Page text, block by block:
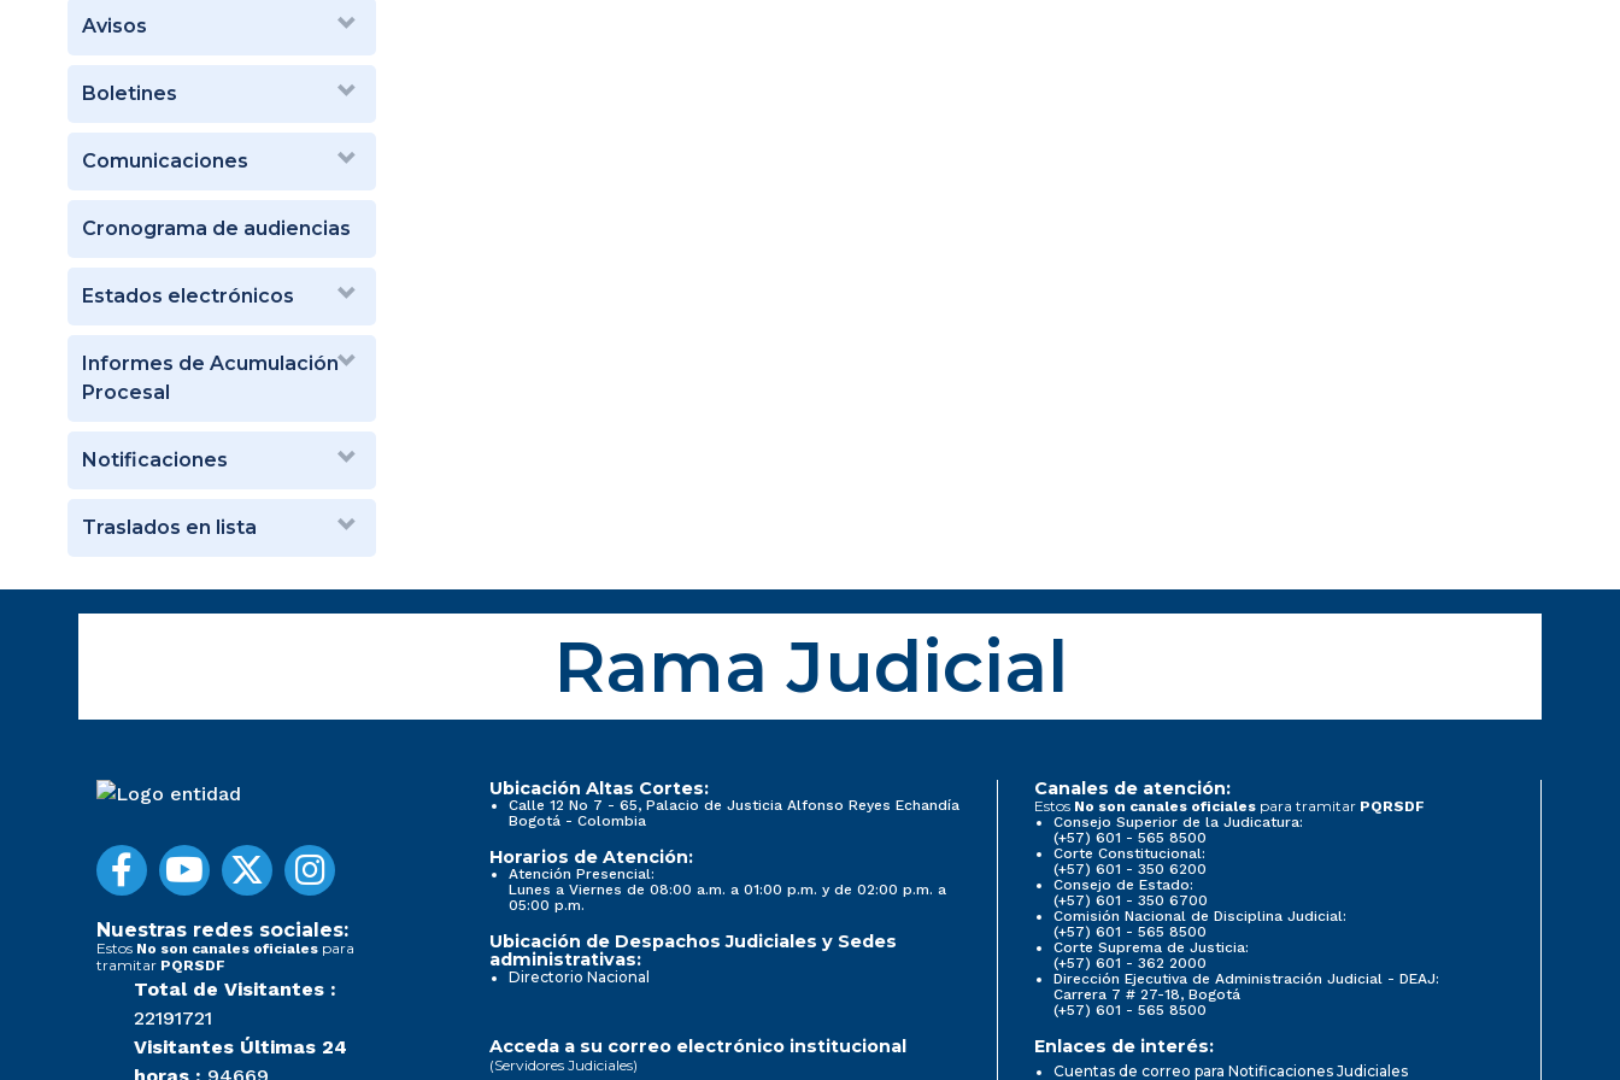
Avisos
Boletines
Comunicaciones
Cronograma de audiencias
Estados electrónicos
Informes de Acumulación
Procesal
Notificaciones
Traslados en lista
Rama Judicial
Nuestras redes sociales:
Estos No son canales oficiales para
tramitar PQRSDF
Total de Visitantes :
22191721
Visitantes Últimas 24
horas : 94669
Ubicación Altas Cortes:
Calle 12 No 7 - 65, Palacio de Justicia Alfonso Reyes Echandía
Bogotá - Colombia
Horarios de Atención:
Atención Presencial:
Lunes a Viernes de 08:00 a.m. a 01:00 p.m. y de 02:00 p.m. a
05:00 p.m.
Ubicación de Despachos Judiciales y Sedes
administrativas:
Directorio Nacional
Canales de atención:
Estos No son canales oficiales para tramitar PQRSDF
Consejo Superior de la Judicatura:
(+57) 601 - 565 8500
Corte Constitucional:
(+57) 601 - 350 6200
Consejo de Estado:
(+57) 601 - 350 6700
Comisión Nacional de Disciplina Judicial:
(+57) 601 - 565 8500
Corte Suprema de Justicia:
(+57) 601 - 362 2000
Dirección Ejecutiva de Administración Judicial - DEAJ:
Carrera 7 # 27-18, Bogotá
(+57) 601 - 565 8500
Acceda a su correo electrónico institucional
(Servidores Judiciales)
Enlaces de interés:
Cuentas de correo para Notificaciones Judiciales